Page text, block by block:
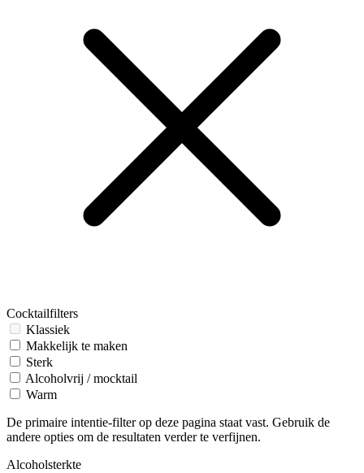
Cocktailfilters
Klassiek
Makkelijk te maken
Sterk
Alcoholvrij / mocktail
Warm
De primaire intentie-filter op deze pagina staat vast. Gebruik de
andere opties om de resultaten verder te verfijnen.
Alcoholsterkte